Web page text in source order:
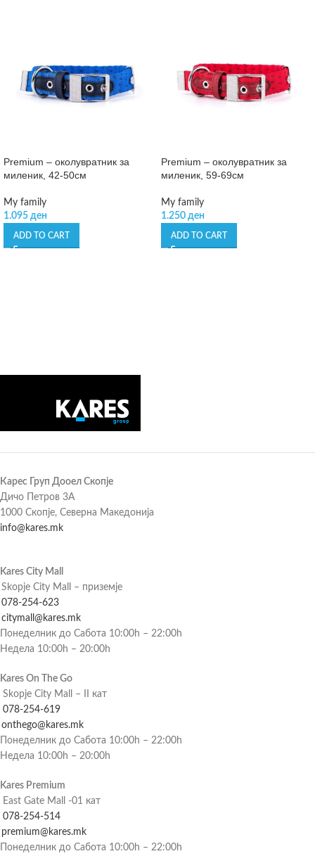
Premium – околувратник за
миленик, 42-50см
My family
1.095 ден
ADD TO CART
Premium – околувратник за
миленик, 59-69см
My family
1.250 ден
ADD TO CART
Карес Груп Дооел Скопје
Дичо Петров 3А
1000 Скопје, Северна Македонија
info@kares.mk
Kares City Mall
Skopje City Mall – приземје
078-254-623
citymall@kares.mk
Понеделник до Сабота 10:00h – 22:00h
Недела 10:00h – 20:00h
Kares On The Go
Skopje City Mall – II кат
078-254-619
onthego@kares.mk
Понеделник до Сабота 10:00h – 22:00h
Недела 10:00h – 20:00h
Kares Premium
East Gate Mall -01 кат
078-254-514
premium@kares.mk
Понеделник до Сабота 10:00h – 22:00h